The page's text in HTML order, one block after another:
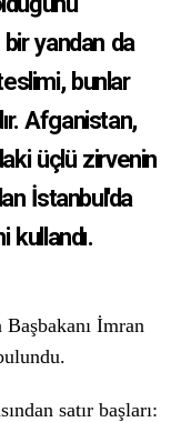
yandan da
bunlar
Afganistan,
üçlü zirvenin
İstanbul'da
kullandı.
İmran
satır başları: